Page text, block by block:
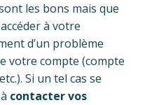
les bons mais que
à votre
d’un problème
votre compte (compte
Si un tel cas se
contacter vos